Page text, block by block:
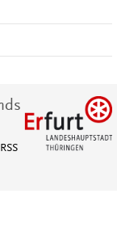
RSS